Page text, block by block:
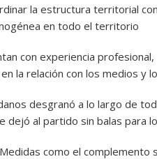
la estructura territorial
en todo el territorio
con experiencia
la relación con los medios y
desgranó a lo largo de
dejó al partido sin balas para
como el complemento